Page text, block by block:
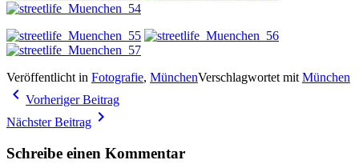
Veröffentlicht in Fotografie, MünchenVerschlagwortet mit München
Beitragsnavigation
navigate_before Vorheriger Beitrag
Nächster Beitrag navigate_next
Schreibe einen Kommentar